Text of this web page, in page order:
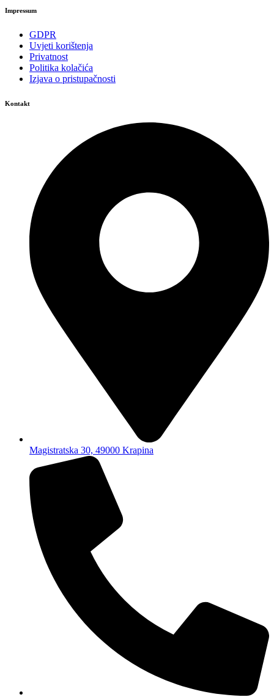
Impressum
GDPR
Uvjeti korištenja
Privatnost
Politika kolačića
Izjava o pristupačnosti
Kontakt
Magistratska 30, 49000 Krapina